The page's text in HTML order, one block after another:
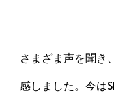
さまざま声を聞き
感しました。今は